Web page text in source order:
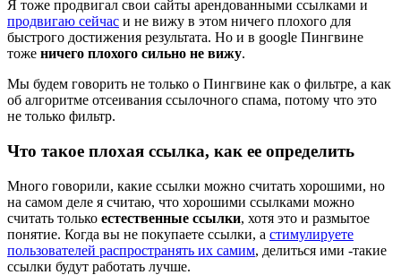
Я тоже продвигал свои сайты арендованными ссылками и
продвигаю сейчас и не вижу в этом ничего плохого для
быстрого достижения результата. Но и в google Пингвине
тоже ничего плохого сильно не вижу.
Мы будем говорить не только о Пингвине как о фильтре, а как
об алгоритме отсеивания ссылочного спама, потому что это
не только фильтр.
Что такое плохая ссылка, как ее определить
Много говорили, какие ссылки можно считать хорошими, но
на самом деле я считаю, что хорошими ссылками можно
считать только естественные ссылки, хотя это и размытое
понятие. Когда вы не покупаете ссылки, а стимулируете
пользователей распространять их самим, делиться ими -такие
ссылки будут работать лучше.